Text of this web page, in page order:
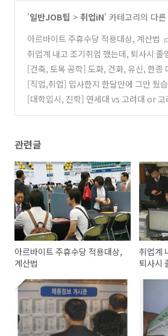
'일반JOB팁 > 취업iN' 카테고리의 다
아르바이트 주휴수당 적용대상, 계산법
취업계 내고 조기취업 했는데, 퇴사시 졸
될 수 있나요? (0)
[건축, 토목 공학] 도화, 건화, 유신, 한종
지니어링업체 취업 문의 (0)
[직업,취업] 입사한지 한달만에 그만 뒀
월급 못받나요?
(0)
[대학입시, 진학] 연세대 vs 고려대 or 고
관련글
아르바이트 주휴수당 적용대상,
계산법
취업계
퇴사시